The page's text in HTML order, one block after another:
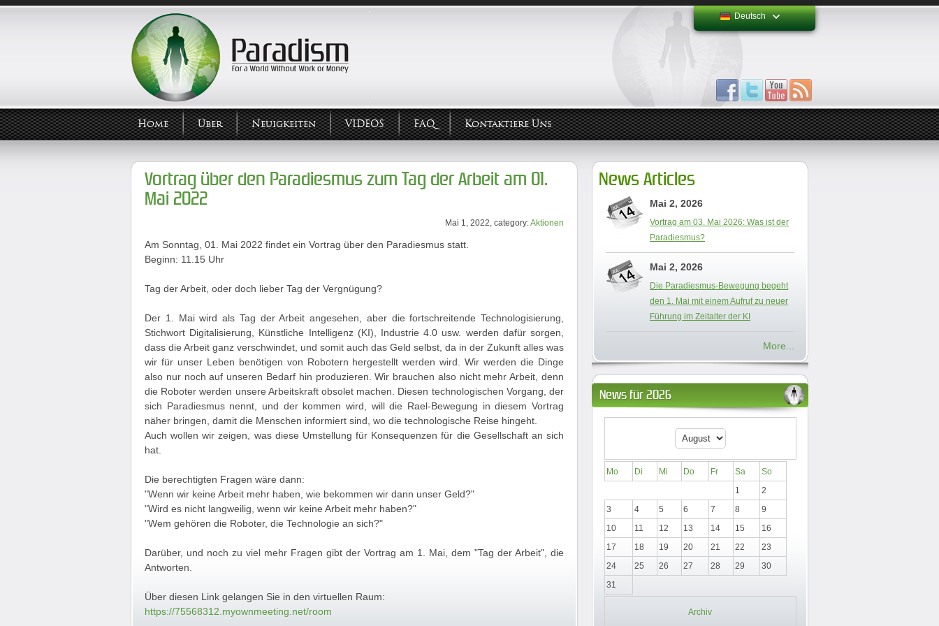
Deutsch
Home Über Neuigkeiten VIDEOS FAQ Kontaktiere Uns
Vortrag über den Paradiesmus zum Tag der Arbeit am 01.
Mai 2022
Mai 1, 2022, category:Aktionen
Am Sonntag, 01. Mai 2022 findet ein Vortrag über den Paradiesmus statt.
Beginn: 11.15 Uhr
Tag der Arbeit, oder doch lieber Tag der Vergnügung?
Der 1. Mai wird als Tag der Arbeit angesehen, aber die fortschreitende Technologisierung,
Stichwort Digitalisierung, Künstliche Intelligenz (KI), Industrie 4.0 usw. werden dafür sorgen,
dass die Arbeit ganz verschwindet, und somit auch das Geld selbst, da in der Zukunft alles was
wir für unser Leben benötigen von Robotern hergestellt werden wird. Wir werden die Dinge
also nur noch auf unseren Bedarf hin produzieren. Wir brauchen also nicht mehr Arbeit, denn
die Roboter werden unsere Arbeitskraft obsolet machen. Diesen technologischen Vorgang, der
sich Paradiesmus nennt, und der kommen wird, will die Rael-Bewegung in diesem Vortrag
näher bringen, damit die Menschen informiert sind, wo die technologische Reise hingeht.
Auch wollen wir zeigen, was diese Umstellung für Konsequenzen für die Gesellschaft an sich
hat.
Die berechtigten Fragen wäre dann:
"Wenn wir keine Arbeit mehr haben, wie bekommen wir dann unser Geld?"
"Wird es nicht langweilig, wenn wir keine Arbeit mehr haben?"
"Wem gehören die Roboter, die Technologie an sich?"
Darüber, und noch zu viel mehr Fragen gibt der Vortrag am 1. Mai, dem "Tag der Arbeit", die
Antworten.
Über diesen Link gelangen Sie in den virtuellen Raum:
https://75568312.myownmeeting.net/room
News Articles
Mai 2, 2026
Vortrag am 03. Mai 2026: Was ist der
Paradiesmus?
Mai 2, 2026
Die Paradiesmus-Bewegung begeht
den 1. Mai mit einem Aufruf zu neuer
Führung im Zeitalter der KI
More...
News für 2026
Mo Di Mi Do Fr Sa
So
1
2
3
4 5 6 7 8
9
10
11 12 13 14 15
16
17
18 19 20 21 22
23
24
25 26 27 28 29
30
31
Archiv